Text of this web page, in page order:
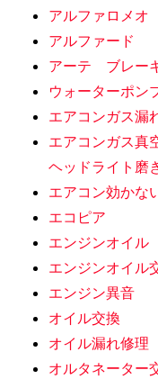
アルファロメオ
アルファード
アーテ ブレー
ウォーターポン
エアコンガス漏
エアコンガス真
ヘッドライト磨
エアコン効かな
エコピア
エンジンオイル
エンジンオイル
エンジン異音
オイル交換
オイル漏れ修理
オルタネーター